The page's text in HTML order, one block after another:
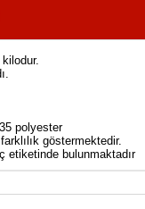
polyester
göstermektedir.
etiketinde bulunmaktadır